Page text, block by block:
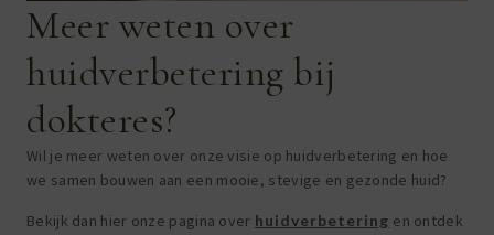
Meer weten over
huidverbetering bij
dokteres?
Wil je meer weten over onze visie op huidverbetering en hoe
we samen bouwen aan een mooie, stevige en gezonde huid?
Bekijk dan hier onze pagina over huidverbetering en ontdek